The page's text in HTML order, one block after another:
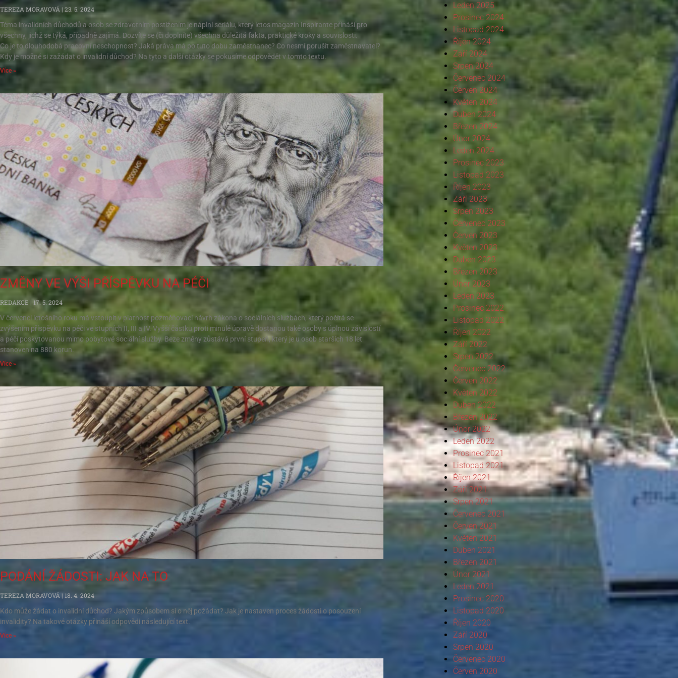
TEREZA MORAVOVÁ
23. 5. 2024
Téma invalidních důchodů a osob se zdravotním postižením je náplní seriálu, který letos magazín Inspirante přináší pro
všechny, jichž se týká, případně zajímá. Dozvíte se (či doplníte) všechna důležitá fakta, praktické kroky a souvislosti.
Co je to dlouhodobá pracovní neschopnost? Jaká práva má po tuto dobu zaměstnanec? Co nesmí porušit zaměstnavatel?
Kdy je možné si zažádat o invalidní důchod? Na tyto a další otázky se pokusíme odpovědět v tomto textu.
Více »
ZMĚNY VE VÝŠI PŘÍSPĚVKU NA PÉČI
REDAKCE
17. 5. 2024
V červenci letošního roku má vstoupit v platnost pozměňovací návrh zákona o sociálních službách, který počítá se
zvýšením příspěvku na péči ve stupních II, III a IV. Vyšší částku proti minulé úpravě dostanou také osoby s úplnou závislostí
a péčí poskytovanou mimo pobytové sociální služby. Beze změny zůstává první stupeň, který je u osob starších 18 let
stanoven na 880 korun.
Více »
PODÁNÍ ŽÁDOSTI: JAK NA TO
TEREZA MORAVOVÁ
18. 4. 2024
Kdo může žádat o invalidní důchod? Jakým způsobem si o něj požádat? Jak je nastaven proces žádosti o posouzení
invalidity? Na takové otázky přináší odpovědi následující text.
Více »
Leden 2025
Prosinec 2024
Listopad 2024
Říjen 2024
Září 2024
Srpen 2024
Červenec 2024
Červen 2024
Květen 2024
Duben 2024
Březen 2024
Únor 2024
Leden 2024
Prosinec 2023
Listopad 2023
Říjen 2023
Září 2023
Srpen 2023
Červenec 2023
Červen 2023
Květen 2023
Duben 2023
Březen 2023
Únor 2023
Leden 2023
Prosinec 2022
Listopad 2022
Říjen 2022
Září 2022
Srpen 2022
Červenec 2022
Červen 2022
Květen 2022
Duben 2022
Březen 2022
Únor 2022
Leden 2022
Prosinec 2021
Listopad 2021
Říjen 2021
Září 2021
Srpen 2021
Červenec 2021
Červen 2021
Květen 2021
Duben 2021
Březen 2021
Únor 2021
Leden 2021
Prosinec 2020
Listopad 2020
Říjen 2020
Září 2020
Srpen 2020
Červenec 2020
Červen 2020